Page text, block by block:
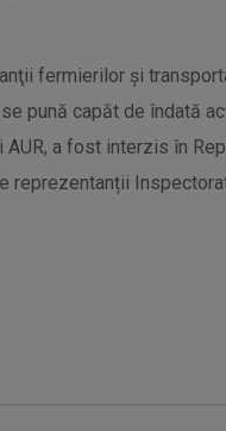
fermierilor şi
pună capăt de îndată
a fost interzis în
reprezentanții